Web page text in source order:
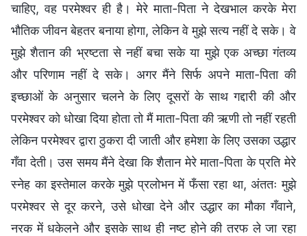
चाहिए, वह परमेश्वर ही है। मेरे माता-पिता ने देखभाल करके मेरा
भौतिक जीवन बेहतर बनाया होगा, लेकिन वे मुझे सत्य नहीं दे सके। वे
मुझे शैतान की भ्रष्टता से नहीं बचा सके या मुझे एक अच्छा गंतव्य
और परिणाम नहीं दे सके। अगर मैंने सिर्फ अपने माता-पिता की
इच्छाओं के अनुसार चलने के लिए दूसरों के साथ गद्दारी की और
परमेश्वर को धोखा दिया होता तो मैं माता-पिता की ऋणी तो नहीं रहती
लेकिन परमेश्वर द्वारा ठुकरा दी जाती और हमेशा के लिए उसका उद्धार
गँवा देती। उस समय मैंने देखा कि शैतान मेरे माता-पिता के प्रति मेरे
स्नेह का इस्तेमाल करके मुझे प्रलोभन में फँसा रहा था, अंततः मुझे
परमेश्वर से दूर करने, उसे धोखा देने और उद्धार का मौका गँवाने,
नरक में धकेलने और इसके साथ ही नष्ट होने की तरफ ले जा रहा